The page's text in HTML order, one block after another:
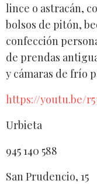
lince o astracán,
bolsos de pitón,
confección
de prendas
y cámaras de frío
https://youtu.be/
Urbieta
945 140 588
San Prudencio,